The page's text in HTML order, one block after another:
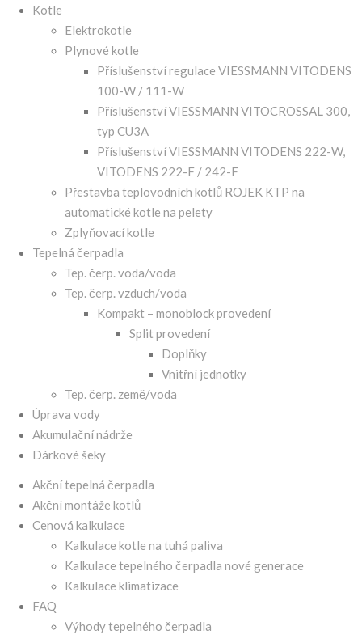
Kotle
Elektrokotle
Plynové kotle
Příslušenství regulace VIESSMANN VITODENS
100-W / 111-W
Příslušenství VIESSMANN VITOCROSSAL 300,
typ CU3A
Příslušenství VIESSMANN VITODENS 222-W,
VITODENS 222-F / 242-F
Přestavba teplovodních kotlů ROJEK KTP na
automatické kotle na pelety
Zplyňovací kotle
Tepelná čerpadla
Tep. čerp. voda/voda
Tep. čerp. vzduch/voda
Kompakt – monoblock provedení
Split provedení
Doplňky
Vnitřní jednotky
Tep. čerp. země/voda
Úprava vody
Akumulační nádrže
Dárkové šeky
Akční tepelná čerpadla
Akční montáže kotlů
Cenová kalkulace
Kalkulace kotle na tuhá paliva
Kalkulace tepelného čerpadla nové generace
Kalkulace klimatizace
FAQ
Výhody tepelného čerpadla